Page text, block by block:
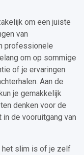
om een juiste
van
professionele
om op sommige
of je ervaringen
Aan de
je gemakkelijk
denken voor de
de vooruitgang van
het slim is of je zelf